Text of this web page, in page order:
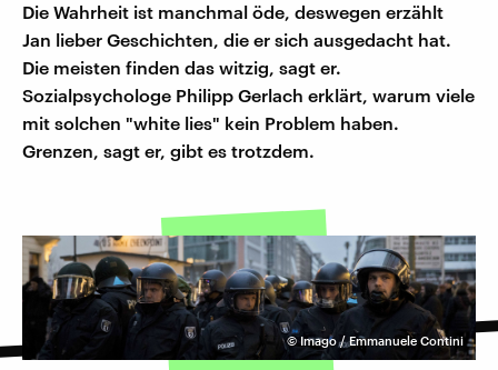
Die Wahrheit ist manchmal öde, deswegen erzählt
Jan lieber Geschichten, die er sich ausgedacht hat.
Die meisten finden das witzig, sagt er.
Sozialpsychologe Philipp Gerlach erklärt, warum viele
mit solchen "white lies" kein Problem haben.
Grenzen, sagt er, gibt es trotzdem.
©Imago / Emmanuele Contini